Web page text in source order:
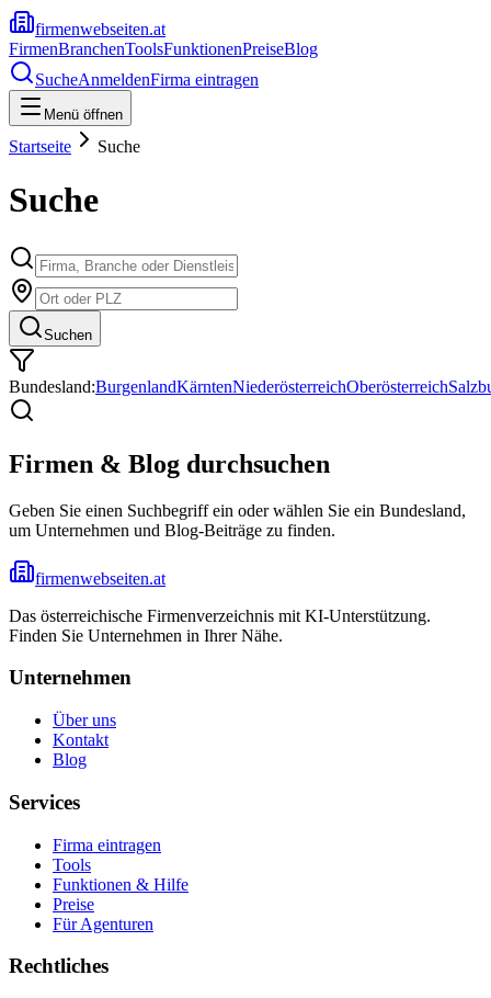
firmenwebseiten.at
FirmenBranchenToolsFunktionenPreiseBlog
SucheAnmeldenFirma eintragen
Menü öffnen
Startseite Suche
Suche
Suchen
Bundesland:BurgenlandKärntenNiederösterreichOberösterreich
Firmen & Blog durchsuchen
Geben Sie einen Suchbegriff ein oder wählen Sie ein Bundesland,
um Unternehmen und Blog-Beiträge zu finden.
firmenwebseiten.at
Das österreichische Firmenverzeichnis mit KI-Unterstützung.
Finden Sie Unternehmen in Ihrer Nähe.
Unternehmen
Über uns
Kontakt
Blog
Services
Firma eintragen
Tools
Funktionen & Hilfe
Preise
Für Agenturen
Rechtliches